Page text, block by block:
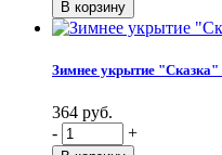
Зимнее укрытие "Сказка"
364 руб.
-
+